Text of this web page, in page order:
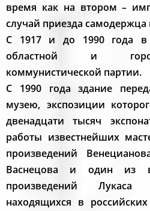
время как на втором –
случай приезда
С 1917 и до 1990 года в
областной и
коммунистической партии.
С 1990 года здание
музею, экспозиции
двенадцати тысяч
работы известнейших
произведений
Васнецова и один из
произведений Лукаса
находящихся в